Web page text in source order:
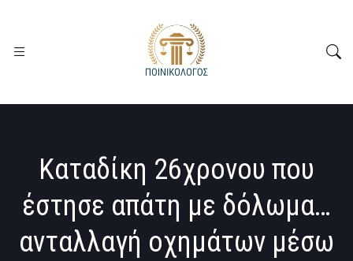
Καταδίκη 26χρονου που
έστησε απάτη με δόλωμα…
ανταλλαγή οχημάτων μέσω